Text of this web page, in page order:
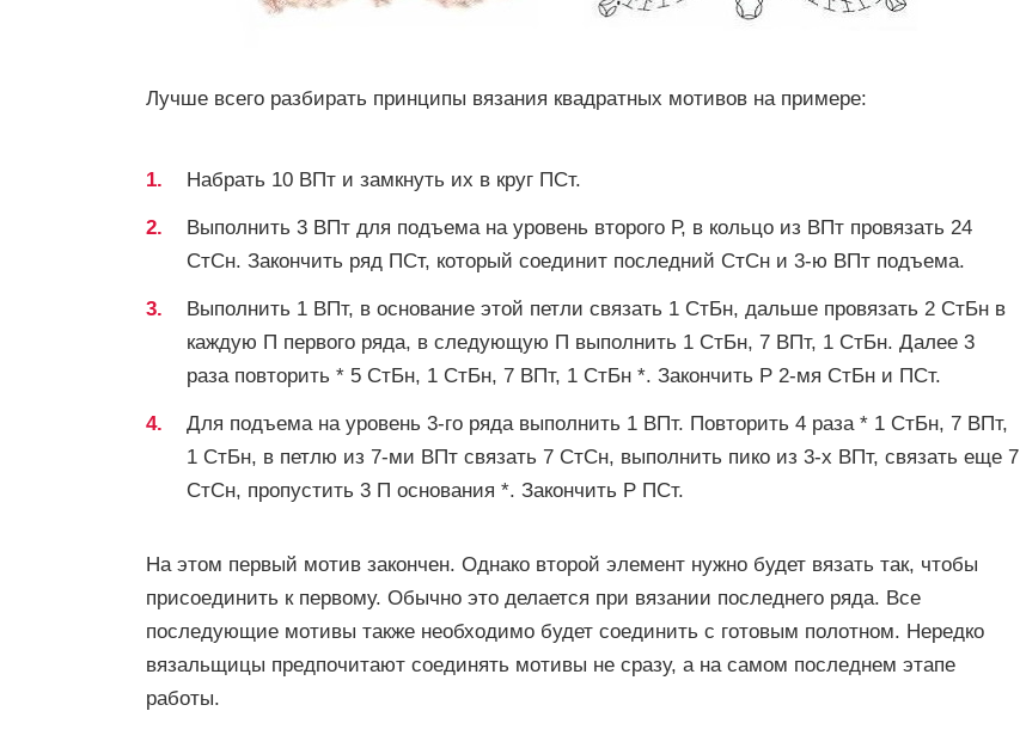
Лучше всего разбирать принципы вязания квадратных мотивов на примере:
Набрать 10 ВПт и замкнуть их в круг ПСт.
Выполнить 3 ВПт для подъема на уровень второго Р, в кольцо из ВПт провязать 24
СтСн. Закончить ряд ПСт, который соединит последний СтСн и 3-ю ВПт подъема.
Выполнить 1 ВПт, в основание этой петли связать 1 СтБн, дальше провязать 2 СтБн в
каждую П первого ряда, в следующую П выполнить 1 СтБн, 7 ВПт, 1 СтБн. Далее 3
раза повторить * 5 СтБн, 1 СтБн, 7 ВПт, 1 СтБн *. Закончить Р 2-мя СтБн и ПСт.
Для подъема на уровень 3-го ряда выполнить 1 ВПт. Повторить 4 раза * 1 СтБн, 7 ВПт,
1 СтБн, в петлю из 7-ми ВПт связать 7 СтСн, выполнить пико из 3-х ВПт, связать еще 7
СтСн, пропустить 3 П основания *. Закончить Р ПСт.
На этом первый мотив закончен. Однако второй элемент нужно будет вязать так, чтобы
присоединить к первому. Обычно это делается при вязании последнего ряда. Все
последующие мотивы также необходимо будет соединить с готовым полотном. Нередко
вязальщицы предпочитают соединять мотивы не сразу, а на самом последнем этапе
работы.